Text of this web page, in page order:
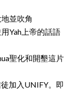
並吹角
Yah上帝的話語
聖化和開墾這片
加入UNIFY。即